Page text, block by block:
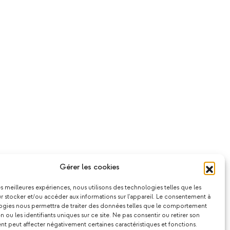
Gérer les cookies
meilleures expériences, nous utilisons des technologies telles que les
stocker et/ou accéder aux informations sur l'appareil. Le consentement à
nous permettra de traiter des données telles que le comportement
ou les identifiants uniques sur ce site. Ne pas consentir ou retirer son
peut affecter négativement certaines caractéristiques et fonctions.